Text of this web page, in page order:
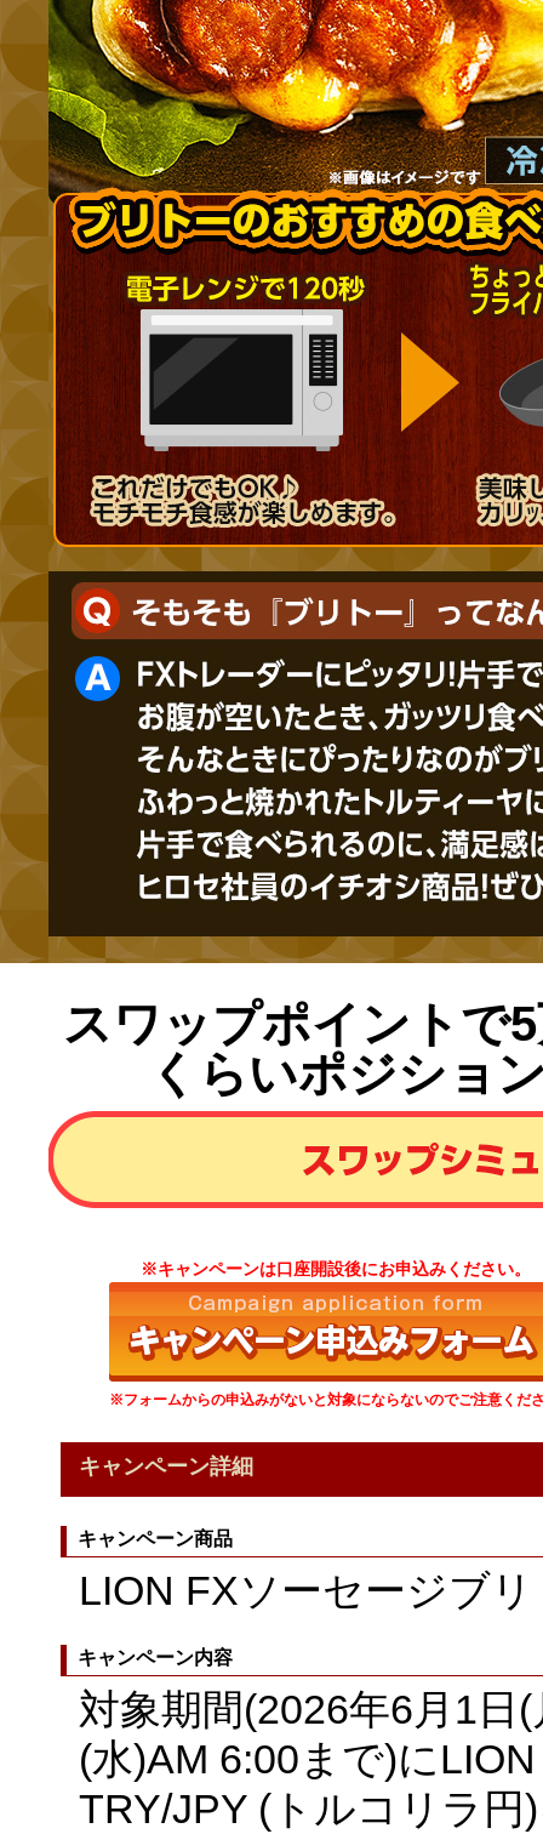
スワップポイントで
くらいポジショ
※キャンペーンは口座開設後にお申込みください。
※フォームからの申込みがないと対象にならないのでご注意くだ
キャンペーン詳細
キャンペーン商品
LION FXソーセージブ
キャンペーン内容
対象期間(2026年6月1日
(水)AM 6:00まで)に
TRY/JPY (トルコリラ